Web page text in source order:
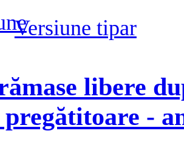
Versiune tipar
libere
-